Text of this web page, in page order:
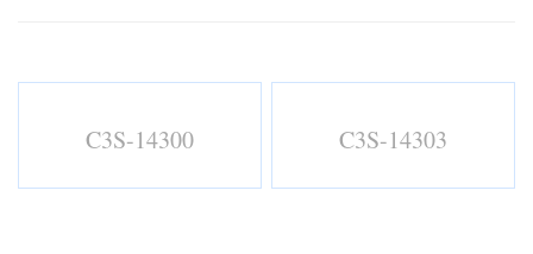
C3S-14300 C3S-14303